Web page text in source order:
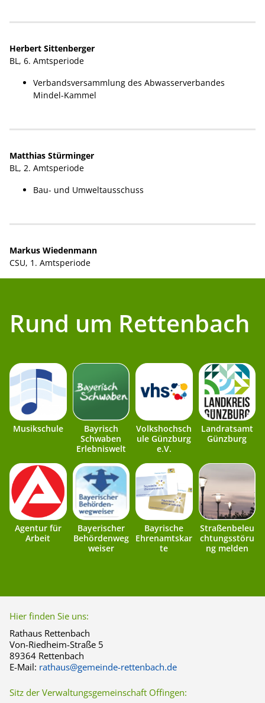
Herbert Sittenberger
BL, 6. Amtsperiode
Verbandsversammlung des Abwasserverbandes
Mindel-Kammel
Matthias Stürminger
BL, 2. Amtsperiode
Bau- und Umweltausschuss
Markus Wiedenmann
CSU, 1. Amtsperiode
Rund um Rettenbach
Musikschule
Bayrisch
Schwaben
Erlebniswelt
Volkshochsch
ule Günzburg
e.V.
Landratsamt
Günzburg
Agentur für
Arbeit
Bayerischer
Behördenweg
weiser
Bayrische
Ehrenamtskar
te
Straßenbeleu
chtungsstöru
ng melden
Hier finden Sie uns:
Rathaus Rettenbach
Von-Riedheim-Straße 5
89364 Rettenbach
E-Mail: rathaus@gemeinde-rettenbach.de
Sitz der Verwaltungsgemeinschaft Offingen: